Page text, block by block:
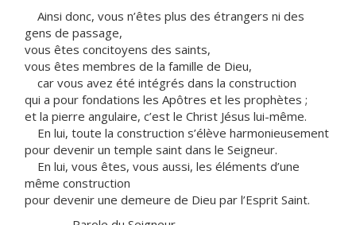
Ainsi donc, vous n’êtes plus des étrangers ni des
gens de passage,
vous êtes concitoyens des saints,
vous êtes membres de la famille de Dieu,
car vous avez été intégrés dans la construction
qui a pour fondations les Apôtres et les prophètes ;
et la pierre angulaire, c’est le Christ Jésus lui-même.
En lui, toute la construction s’élève harmonieusement
pour devenir un temple saint dans le Seigneur.
En lui, vous êtes, vous aussi, les éléments d’une
même construction
pour devenir une demeure de Dieu par l’Esprit Saint.